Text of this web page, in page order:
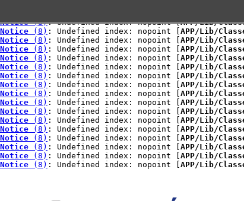
Notice (8): Undefined index: nopoint [APP/Lib/
Notice (8) : Undefined index: nopoint [ APP/Lib/
Notice (8) : Undefined index: nopoint [ APP/Lib/
Notice (8) : Undefined index: nopoint [ APP/Lib/
Notice (8) : Undefined index: nopoint [ APP/Lib/
Notice (8) : Undefined index: nopoint [ APP/Lib/
Notice (8) : Undefined index: nopoint [ APP/Lib/
Notice (8) : Undefined index: nopoint [ APP/Lib/
Notice (8) : Undefined index: nopoint [ APP/Lib/
Notice (8) : Undefined index: nopoint [ APP/Lib/
Notice (8) : Undefined index: nopoint [ APP/Lib/
Notice (8) : Undefined index: nopoint [ APP/Lib/
Notice (8) : Undefined index: nopoint [ APP/Lib/
Notice (8) : Undefined index: nopoint [ APP/Lib/
Notice (8) : Undefined index: nopoint [ APP/Lib/
Notice (8) : Undefined index: nopoint [ APP/Lib/
Notice (8) : Undefined index: nopoint [ APP/Lib/
GROUPE J